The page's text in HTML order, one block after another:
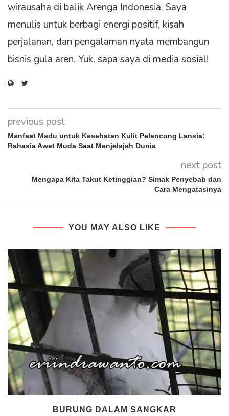
wirausaha di balik Arenga Indonesia. Saya
menulis untuk berbagi energi positif, kisah
perjalanan, dan pengalaman nyata membangun
bisnis gula aren. Yuk, sapa saya di media sosial!
previous post
Manfaat Madu untuk Kesehatan Kulit Pelancong Lansia:
Rahasia Awet Muda Saat Menjelajah Dunia
next post
Mengapa Kita Takut Ketinggian? Simak Penyebab dan
Cara Mengatasinya
YOU MAY ALSO LIKE
BURUNG DALAM SANGKAR